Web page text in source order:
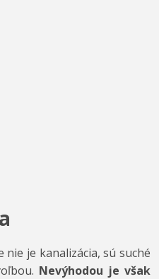
nie je kanalizácia, sú suché
Nevýhodou je však